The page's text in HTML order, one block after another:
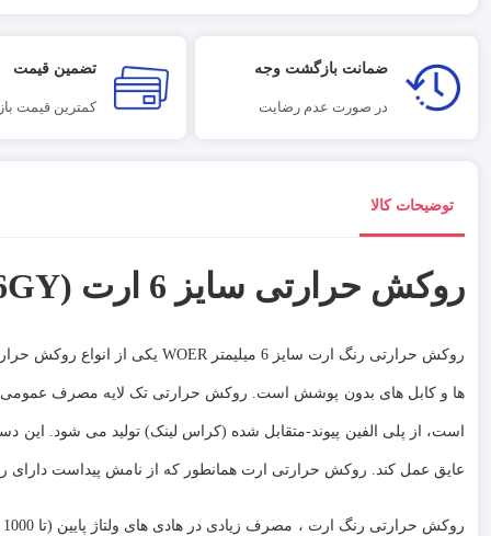
ضمانت بازگشت وجه
در صورت عدم رضایت
تضمین قیمت
کمترین قیمت
توضیحات کالا
روکش حرارتی سایز 6 ارت (SGP006GY)
روکش حرارتی رنگ ارت سایز 6 میلیمتر WOER یکی از انواع روکش حرارتی مصرف عمومی ( Heat Shrink Tubing ) است که نوعی پوشش عایق تک لایه برای
ها و کابل های بدون پوشش است. روکش حرارتی تک لایه مصرف عمومی که
است، از پلی الفین پیوند-متقابل شده (کراس لینک) تولید می شود. این
عایق عمل کند. روکش حرارتی ارت همانطور که از نامش پیداست دارای
روکش حرارتی رنگ ارت ، مصرف زیادی در هادی های ولتاژ پایین (تا 1000 ولت) برای اهداف عایق بندی (عایق کاری سرسیم،